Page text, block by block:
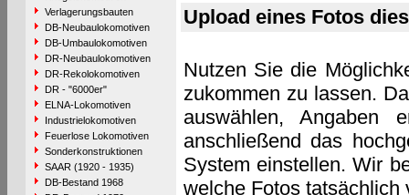
Verlagerungsbauten
DB-Neubaulokomotiven
DB-Umbaulokomotiven
DR-Neubaulokomotiven
DR-Rekolokomotiven
DR - "6000er"
ELNA-Lokomotiven
Industrielokomotiven
Feuerlose Lokomotiven
Sonderkonstruktionen
SAAR (1920 - 1935)
DB-Bestand 1968
Upload eines Fotos
Nutzen Sie die
zukommen zu lassen.
auswählen, Angaben
anschließend das
System einstellen. Wir
welche Fotos tatsächlich